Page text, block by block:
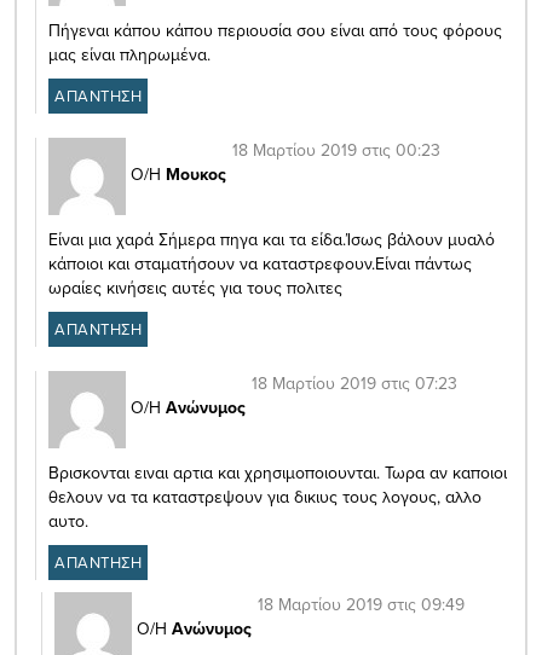
Πήγεναι κάπου κάπου περιουσία σου είναι από τους φόρους
μας είναι πληρωμένα.
ΑΠΑΝΤΗΣΗ
Ο/Η Μουκος
18 Μαρτίου 2019 στις 00:23
Είναι μια χαρά Σήμερα πηγα και τα είδα.Ίσως βάλουν μυαλό
κάποιοι και σταματήσουν να καταστρεφουν.Είναι πάντως
ωραίες κινήσεις αυτές για τους πολιτες
ΑΠΑΝΤΗΣΗ
Ο/Η Ανώνυμος
18 Μαρτίου 2019 στις 07:23
Βρισκονται ειναι αρτια και χρησιμοποιουνται. Τωρα αν καποιοι
θελουν να τα καταστρεψουν για δικιυς τους λογους, αλλο
αυτο.
ΑΠΑΝΤΗΣΗ
Ο/Η Ανώνυμος
18 Μαρτίου 2019 στις 09:49